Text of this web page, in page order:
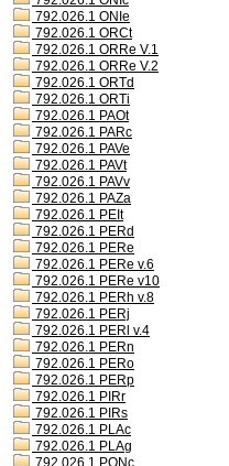
792.026.1 ONIe
792.026.1 ORCt
792.026.1 ORRe V.1
792.026.1 ORRe V.2
792.026.1 ORTd
792.026.1 ORTi
792.026.1 PAOt
792.026.1 PARc
792.026.1 PAVe
792.026.1 PAVt
792.026.1 PAVv
792.026.1 PAZa
792.026.1 PEIt
792.026.1 PERd
792.026.1 PERe
792.026.1 PERe v.6
792.026.1 PERe v10
792.026.1 PERh v.8
792.026.1 PERj
792.026.1 PERl v.4
792.026.1 PERn
792.026.1 PERo
792.026.1 PERp
792.026.1 PIRr
792.026.1 PIRs
792.026.1 PLAc
792.026.1 PLAg
792.026.1 PONc